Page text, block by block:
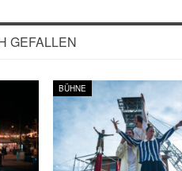
GEFALLEN
BÜHNE